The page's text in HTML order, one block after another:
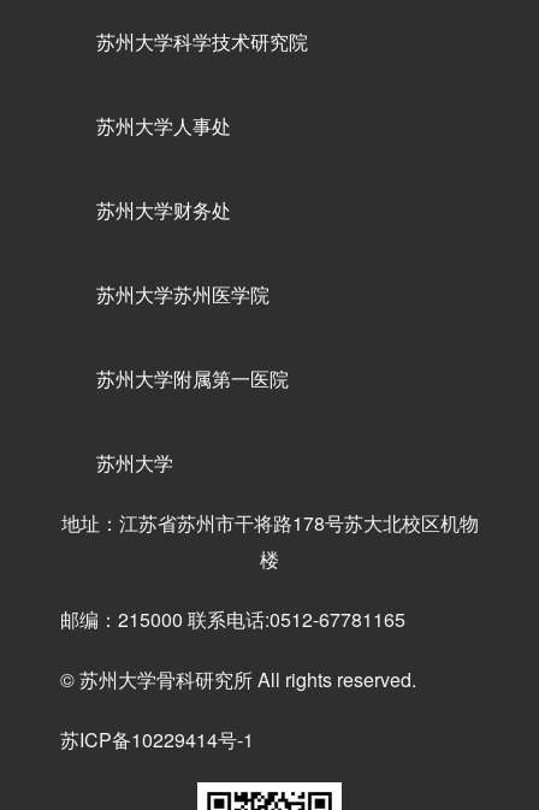
苏州大学科学技术研究院
苏州大学人事处
苏州大学财务处
苏州大学苏州医学院
苏州大学附属第一医院
苏州大学
地址：江苏省苏州市干将路178号苏大北校区机物
楼
邮编：215000 联系电话:0512-67781165
© 苏州大学骨科研究所 All rights reserved.
苏ICP备10229414号-1